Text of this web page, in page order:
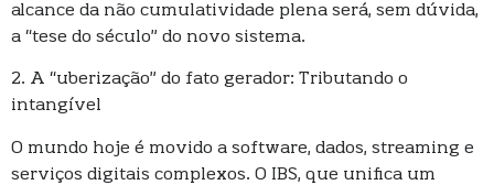
alcance da não cumulatividade plena será, sem dúvida,
a “tese do século” do novo sistema.
2. A “uberização” do fato gerador: Tributando o
intangível
O mundo hoje é movido a software, dados, streaming e
serviços digitais complexos. O IBS, que unifica um